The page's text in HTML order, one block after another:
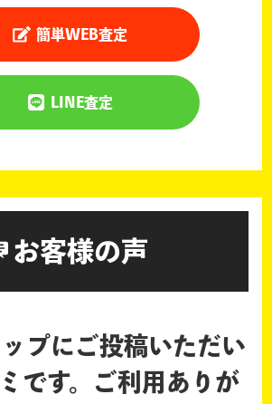
簡単WEB査定
LINE査定
お客様の声
プにご投稿いただい
です。
ご利用ありが